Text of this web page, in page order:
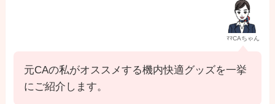
ﾏﾏCAちゃん
元CAの私がオススメする機内快適グッズを一挙
にご紹介します。